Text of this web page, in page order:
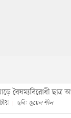
বৈষম্যবিরোধী
ছবি: জুয়েল শীল